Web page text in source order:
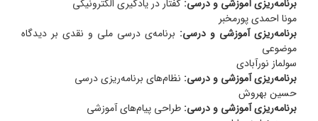
برنامه‌ریزی آموزشی و درسی: گفتار در یادگیری الکترونیکی
مونا احمدی پورمخبر
برنامه‌ریزی آموزشی و درسی: برنامه‌ی درسی ملی و نقدی بر دیدگاه
موضوعی
سولماز نورآبادی
برنامه‌ریزی آموزشی و درسی: نظام‌های برنامه‌ریزی درسی
حسین بهروش
برنامه‌ریزی آموزشی و درسی: طراحی پیام‌های آموزشی